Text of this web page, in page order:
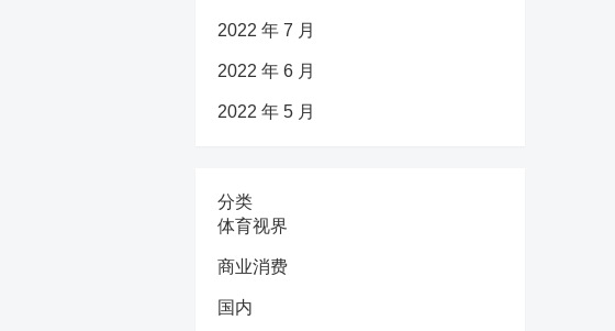
2022 年 7 月
2022 年 6 月
2022 年 5 月
分类
体育视界
商业消费
国内